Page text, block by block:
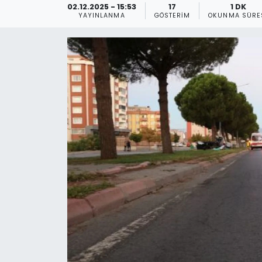
02.12.2025 - 15:53
YAYINLANMA
17
GÖSTERIM
1 DK
OKUNMA
KKTC YEREL SEÇİM 2018
Kültür Sanat
Magazin
Nöbetçi Eczaneler
Otomobil Dünyası